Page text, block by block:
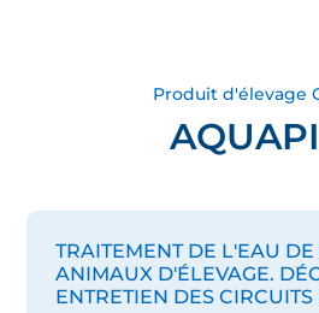
Produit d'élevage
TRAITEMENT DE L'EAU
ANIMAUX D'ÉLEVAGE.
ENTRETIEN DES